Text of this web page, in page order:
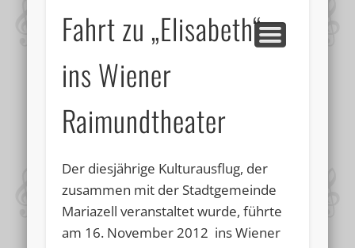
Fahrt zu „Elisabeth“
ins Wiener
Raimundtheater
Der diesjährige Kulturausflug, der
zusammen mit der Stadtgemeinde
Mariazell veranstaltet wurde, führte
am 16. November 2012 ins Wiener